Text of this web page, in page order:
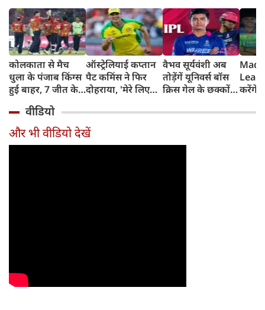
कोलकाता से मैच
धुला के पंजाब किंग्स
हुई बाहर, 7 जीत के
ऑस्ट्रेलियाई कप्तान
पैट कमिंस ने फिर
दोहराया, 'मेरे लिए
वैभव सूर्यवंशी अब
तोड़ेंगें यूनिवर्स बॉस
क्रिस गेल के छक्कों
करेंगे
टीम में
वीडियो
और भी वीडियो देखें